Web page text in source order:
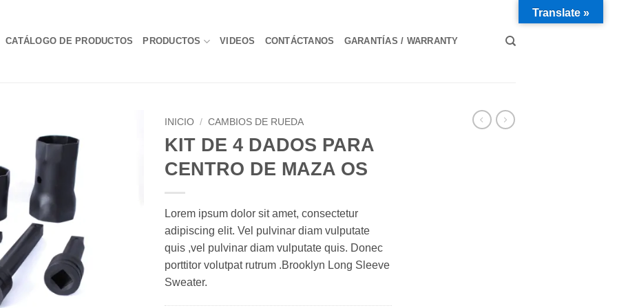
CATÁLOGO DE PRODUCTOS PRODUCTOS VIDEOS CONTÁCTANOS GARANTÍAS / WARRANTY
INICIO / CAMBIOS DE RUEDA
KIT DE 4 DADOS PARA
CENTRO DE MAZA OS
Lorem ipsum dolor sit amet, consectetur
adipiscing elit. Vel pulvinar diam vulputate
quis ,vel pulvinar diam vulputate quis. Donec
porttitor volutpat rutrum .Brooklyn Long Sleeve
Sweater.
Translate »